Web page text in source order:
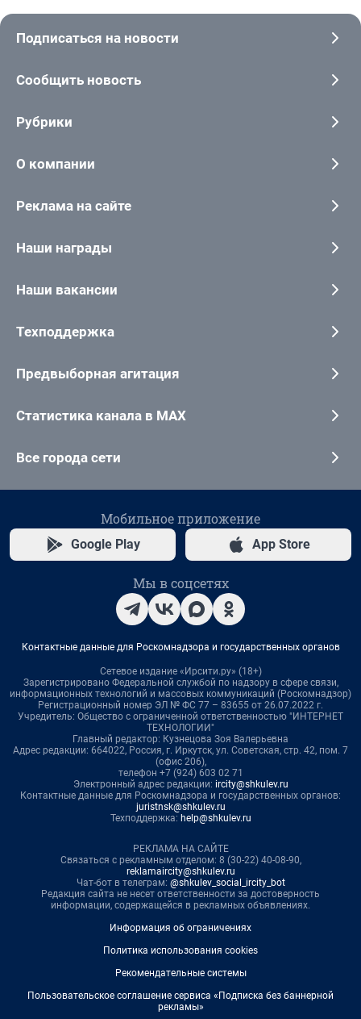
Подписаться на новости
Сообщить новость
Рубрики
О компании
Реклама на сайте
Наши награды
Наши вакансии
Техподдержка
Предвыборная агитация
Статистика канала в MAX
Все города сети
Мобильное приложение
Google Play App Store
Мы в соцсетях
Контактные данные для Роскомнадзора и государственных органов
Сетевое издание «Ирсити.ру» (18+)
Зарегистрировано Федеральной службой по надзору в сфере связи,
информационных технологий и массовых коммуникаций (Роскомнадзор)
Регистрационный номер ЭЛ № ФС 77 – 83655 от 26.07.2022 г.
Учредитель: Общество с ограниченной ответственностью "ИНТЕРНЕТ
ТЕХНОЛОГИИ"
Главный редактор: Кузнецова Зоя Валерьевна
Адрес редакции: 664022, Россия, г. Иркутск, ул. Советская, стр. 42, пом. 7
(офис 206),
телефон +7 (924) 603 02 71
Электронный адрес редакции: ircity@shkulev.ru
Контактные данные для Роскомнадзора и государственных органов:
juristnsk@shkulev.ru
Техподдержка: help@shkulev.ru
РЕКЛАМА НА САЙТЕ
Связаться с рекламным отделом: 8 (30-22) 40-08-90,
reklamaircity@shkulev.ru
Чат-бот в телеграм: @shkulev_social_ircity_bot
Редакция сайта не несет ответственности за достоверность
информации, содержащейся в рекламных объявлениях.
Информация об ограничениях
Политика использования cookies
Рекомендательные системы
Пользовательское соглашение сервиса «Подписка без баннерной
рекламы»